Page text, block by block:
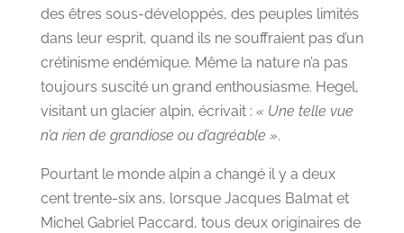
des êtres sous-développés, des peuples limités
dans leur esprit, quand ils ne souffraient pas d’un
crétinisme endémique. Même la nature n’a pas
toujours suscité un grand enthousiasme. Hegel,
visitant un glacier alpin, écrivait : « Une telle vue
n’a rien de grandiose ou d’agréable ».
Pourtant le monde alpin a changé il y a deux
cent trente-six ans, lorsque Jacques Balmat et
Michel Gabriel Paccard, tous deux originaires de